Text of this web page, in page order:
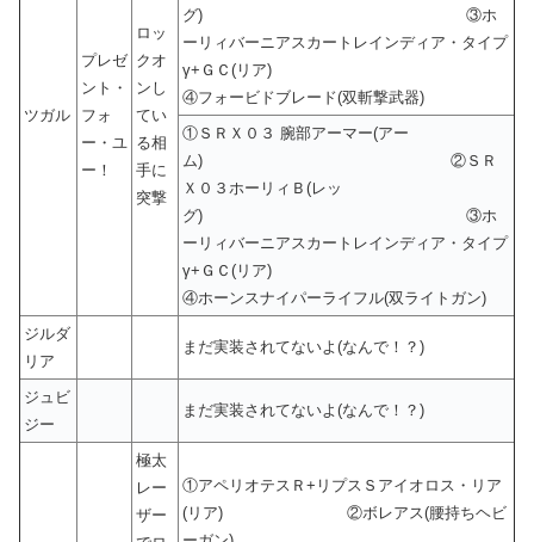
ツガル
プレゼ
ント・
フォ
ー・ユ
ー！
ロッ
クオ
ンし
てい
る相
手に
突撃
グ) ③ホ
ーリィバーニアスカートレインディア・タイプ
γ+ＧＣ(リア)
④フォービドブレード(双斬撃武器)
①ＳＲＸ０３ 腕部アーマー(アー
ム) ②ＳＲ
Ｘ０３ホーリィＢ(レッ
グ) ③ホ
ーリィバーニアスカートレインディア・タイプ
γ+ＧＣ(リア)
④ホーンスナイパーライフル(双ライトガン)
ジルダ
リア
まだ実装されてないよ(なんで！？)
ジュビ
ジー
まだ実装されてないよ(なんで！？)
極太
レー
ザー
①アペリオテスＲ+リプスＳアイオロス・リア
(リア) ②ボレアス(腰持ちヘビ